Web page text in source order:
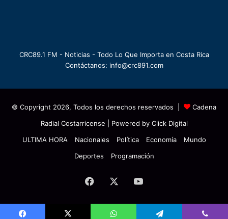
CRC89.1 FM - Noticias - Todo Lo Que Importa en Costa Rica
Contáctanos: info@crc891.com
© Copyright 2026, Todos los derechos reservados |
Cadena
Radial Costarricense | Powered by Click Digital
ULTIMA HORA
Nacionales Política Economía
Mundo
Deportes
Programación
Facebook YouTube